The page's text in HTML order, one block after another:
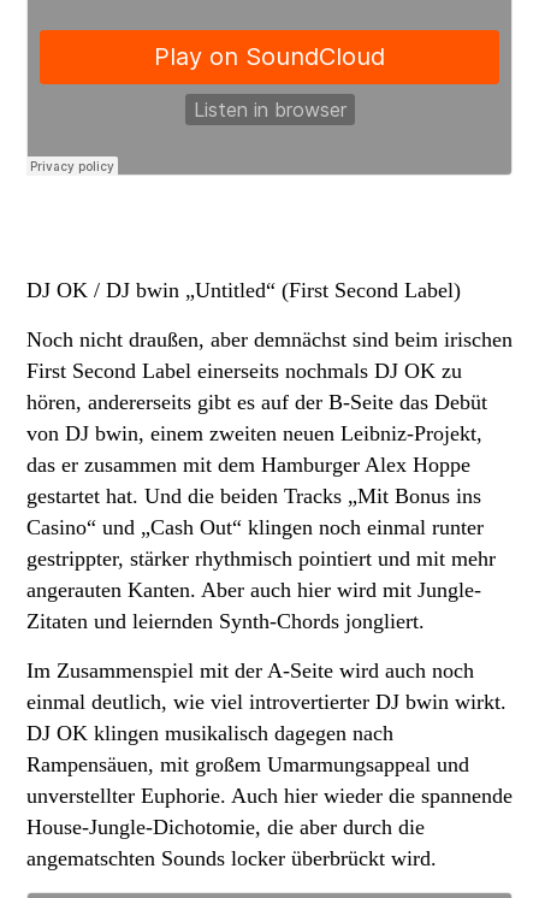
DJ OK / DJ bwin „Untitled“ (First Second Label)
Noch nicht draußen, aber demnächst sind beim irischen
First Second Label einerseits nochmals DJ OK zu
hören, andererseits gibt es auf der B-Seite das Debüt
von DJ bwin, einem zweiten neuen Leibniz-Projekt,
das er zusammen mit dem Hamburger Alex Hoppe
gestartet hat. Und die beiden Tracks „Mit Bonus ins
Casino“ und „Cash Out“ klingen noch einmal runter
gestrippter, stärker rhythmisch pointiert und mit mehr
angerauten Kanten. Aber auch hier wird mit Jungle-
Zitaten und leiernden Synth-Chords jongliert.
Im Zusammenspiel mit der A-Seite wird auch noch
einmal deutlich, wie viel introvertierter DJ bwin wirkt.
DJ OK klingen musikalisch dagegen nach
Rampensäuen, mit großem Umarmungsappeal und
unverstellter Euphorie. Auch hier wieder die spannende
House-Jungle-Dichotomie, die aber durch die
angematschten Sounds locker überbrückt wird.